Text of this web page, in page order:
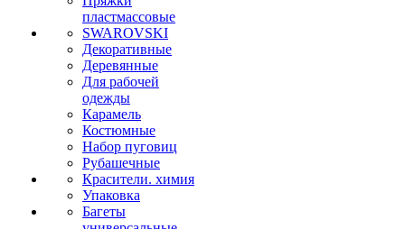
пластмассовые
SWAROVSKI
Декоративные
Деревянные
Для рабочей
одежды
Карамель
Костюмные
Набор пуговиц
Рубашечные
Красители. химия
Упаковка
Багеты